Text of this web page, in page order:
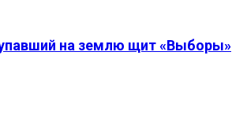
на землю щит «Выборы»